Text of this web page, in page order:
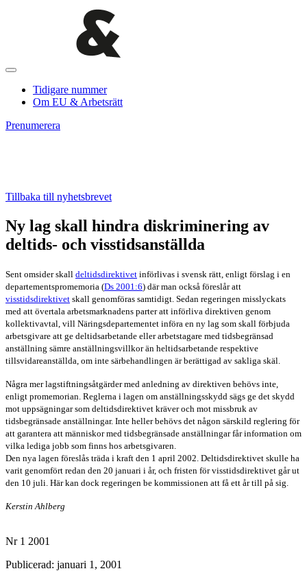
Tidigare nummer
Om EU & Arbetsrätt
Prenumerera
Tillbaka till nyhetsbrevet
Ny lag skall hindra diskriminering av
deltids- och visstidsanställda
Sent omsider skall deltidsdirektivet införlivas i svensk rätt, enligt förslag i en
departementspromemoria (Ds 2001:6) där man också föreslår att
visstidsdirektivet skall genomföras samtidigt. Sedan regeringen misslyckats
med att övertala arbetsmarknadens parter att införliva direktiven genom
kollektivavtal, vill Näringsdepartementet införa en ny lag som skall förbjuda
arbetsgivare att ge deltidsarbetande eller arbetstagare med tidsbegränsad
anställning sämre anställningsvillkor än heltidsarbetande respektive
tillsvidareanställda, om inte särbehandlingen är berättigad av sakliga skäl.
Några mer lagstiftningsåtgärder med anledning av direktiven behövs inte,
enligt promemorian. Reglerna i lagen om anställningsskydd sägs ge det skydd
mot uppsägningar som deltidsdirektivet kräver och mot missbruk av
tidsbegränsade anställningar. Inte heller behövs det någon särskild reglering för
att garantera att människor med tidsbegränsade anställningar får information om
vilka lediga jobb som finns hos arbetsgivaren.
Den nya lagen föreslås träda i kraft den 1 april 2002. Deltidsdirektivet skulle ha
varit genomfört redan den 20 januari i år, och fristen för visstidsdirektivet går ut
den 10 juli. Här kan dock regeringen be kommissionen att få ett år till på sig.
Kerstin Ahlberg
Nr 1 2001
Publicerad: januari 1, 2001